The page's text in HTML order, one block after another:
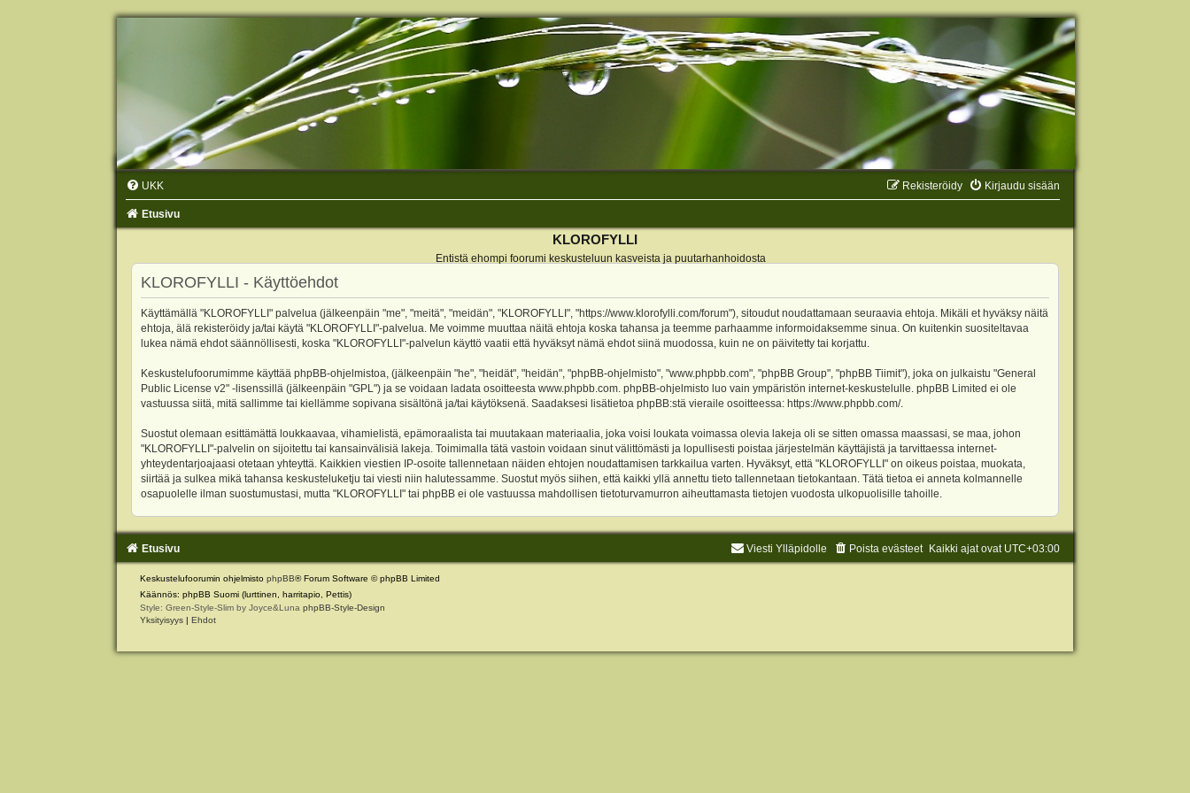
UKK Kirjaudu sisään
Rekisteröidy
Etusivu
KLOROFYLLI
Entistä ehompi foorumi keskusteluun kasveista ja puutarhanhoidosta
KLOROFYLLI - Käyttöehdot
Käyttämällä "KLOROFYLLI" palvelua (jälkeenpäin "me", "meitä", "meidän", "KLOROFYLLI", "https://www.klorofylli.com/forum"), sitoudut noudattamaan seuraavia ehtoja. Mikäli et hyväksy näitä
ehtoja, älä rekisteröidy ja/tai käytä "KLOROFYLLI"-palvelua. Me voimme muuttaa näitä ehtoja koska tahansa ja teemme parhaamme informoidaksemme sinua. On kuitenkin suositeltavaa
lukea nämä ehdot säännöllisesti, koska "KLOROFYLLI"-palvelun käyttö vaatii että hyväksyt nämä ehdot siinä muodossa, kuin ne on päivitetty tai korjattu.
Keskustelufoorumimme käyttää phpBB-ohjelmistoa, (jälkeenpäin "he", "heidät", "heidän", "phpBB-ohjelmisto", "www.phpbb.com", "phpBB Group", "phpBB Tiimit"), joka on julkaistu "General
Public License v2" -lisenssillä (jälkeenpäin "GPL") ja se voidaan ladata osoitteesta www.phpbb.com. phpBB-ohjelmisto luo vain ympäristön internet-keskustelulle. phpBB Limited ei ole
vastuussa siitä, mitä sallimme tai kiellämme sopivana sisältönä ja/tai käytöksenä. Saadaksesi lisätietoa phpBB:stä vieraile osoitteessa: https://www.phpbb.com/.
Suostut olemaan esittämättä loukkaavaa, vihamielistä, epämoraalista tai muutakaan materiaalia, joka voisi loukata voimassa olevia lakeja oli se sitten omassa maassasi, se maa, johon
"KLOROFYLLI"-palvelin on sijoitettu tai kansainvälisiä lakeja. Toimimalla tätä vastoin voidaan sinut välittömästi ja lopullisesti poistaa järjestelmän käyttäjistä ja tarvittaessa internet-
yhteydentarjoajaasi otetaan yhteyttä. Kaikkien viestien IP-osoite tallennetaan näiden ehtojen noudattamisen tarkkailua varten. Hyväksyt, että "KLOROFYLLI" on oikeus poistaa, muokata,
siirtää ja sulkea mikä tahansa keskusteluketju tai viesti niin halutessamme. Suostut myös siihen, että kaikki yllä annettu tieto tallennetaan tietokantaan. Tätä tietoa ei anneta kolmannelle
osapuolelle ilman suostumustasi, mutta "KLOROFYLLI" tai phpBB ei ole vastuussa mahdollisen tietoturvamurron aiheuttamasta tietojen vuodosta ulkopuolisille tahoille.
Etusivu Kaikki ajat ovat UTC+03:00
Poista evästeet
Viesti Ylläpidolle
Keskustelufoorumin ohjelmisto phpBB® Forum Software © phpBB Limited
Käännös: phpBB Suomi (lurttinen, harritapio, Pettis)
Style: Green-Style-Slim by Joyce&Luna phpBB-Style-Design
Yksityisyys | Ehdot